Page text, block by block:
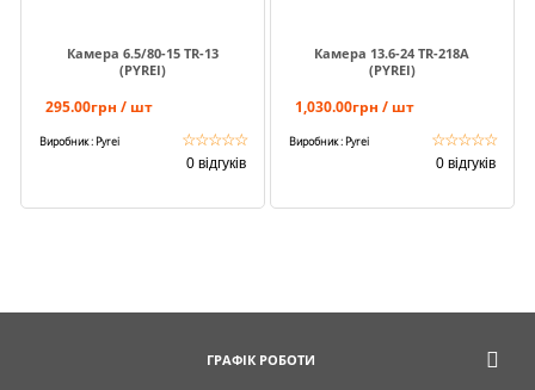
Камера 6.5/80-15 TR-13
(PYREI)
295.00грн / шт
Виробник : Pyrei ☆☆☆☆☆
0 відгуків
Камера 13.6-24 TR-218A
(PYREI)
1,030.00грн / шт
Виробник : Pyrei ☆☆☆☆☆
0 відгуків
ГРАФІК РОБОТИ